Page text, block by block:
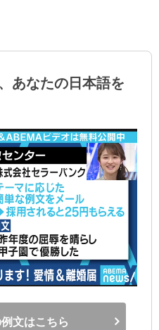
あなたの日本語を
文はこちら